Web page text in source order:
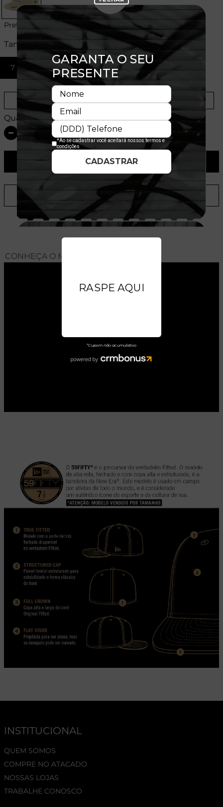
Preto
Tamanhos:
7 1/8 7 1/4 7 7/8
Provador Virtual Tabela de Medidas
Quantidade:
ADICIONAR AO CARRINHO
ADICIONAR A LISTA DE DESEJOS
CONHEÇA O MODELO DO BONÉ
INSTITUCIONAL
QUEM SOMOS
COMPRE NO ATACADO
NOSSAS LOJAS
TRABALHE CONOSCO